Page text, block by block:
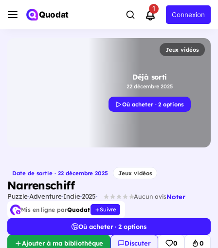
Quodat
1
Connexion
Jeux vidéos
Déjà sorti
22 décembre 2025
Où acheter · 2 options
Date de sortie · 22 décembre 2025 Jeux vidéos
Narrenschiff
PuzzleAdventureIndie2025 Aucun avisNoter
Mis en ligne parQuodat Suivre
Où acheter · 2 options
Ajouter à ma bibliothèque Discuter 0 0